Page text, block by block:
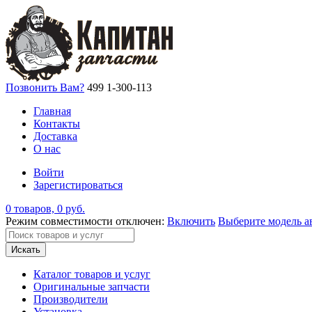
Позвонить Вам? 499 1-300-113
Главная
Контакты
Доставка
О нас
Войти
Зарегистироваться
0 товаров, 0 руб.
Режим совместимости отключен: Включить Выберите модель
Искать
Каталог товаров и услуг
Оригинальные запчасти
Производители